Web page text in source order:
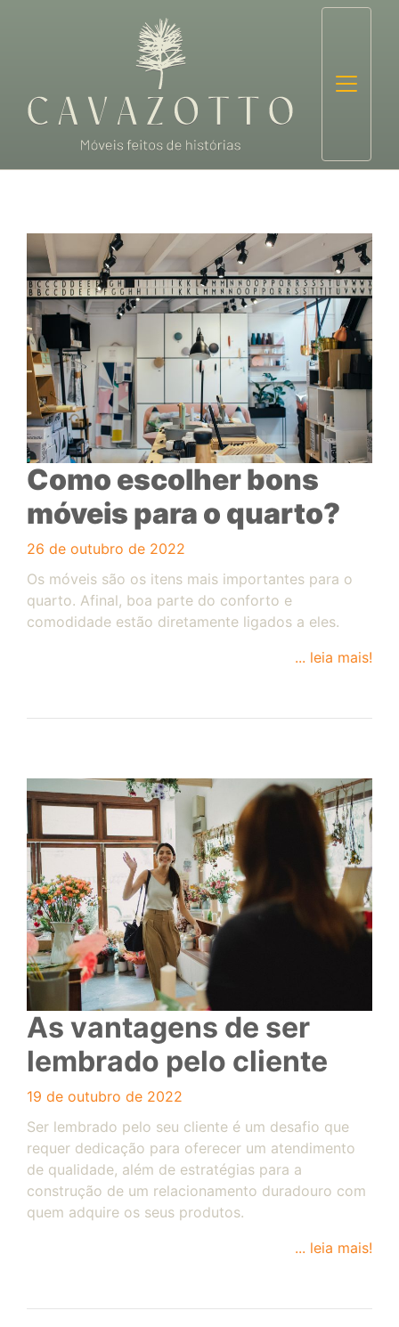
Como escolher bons
móveis para o quarto?
26 de outubro de 2022
Os móveis são os itens mais importantes para o
quarto. Afinal, boa parte do conforto e
comodidade estão diretamente ligados a eles.
... leia mais!
As vantagens de ser
lembrado pelo cliente
19 de outubro de 2022
Ser lembrado pelo seu cliente é um desafio que
requer dedicação para oferecer um atendimento
de qualidade, além de estratégias para a
construção de um relacionamento duradouro com
quem adquire os seus produtos.
... leia mais!